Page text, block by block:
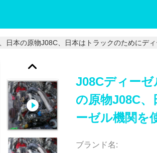
日本の原物J08C、日本はトラックのためにデ
J08Cディー
の原物J08C
ーゼル機関を
ブランド名: